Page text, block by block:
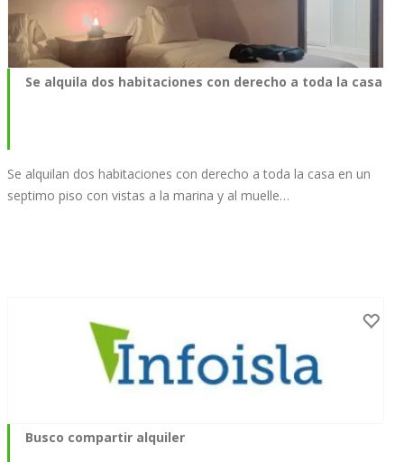
Se alquila dos habitaciones con derecho a toda la casa
Se alquilan dos habitaciones con derecho a toda la casa en un
septimo piso con vistas a la marina y al muelle…
Busco compartir alquiler